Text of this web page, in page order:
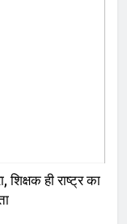
ही राष्ट्र का